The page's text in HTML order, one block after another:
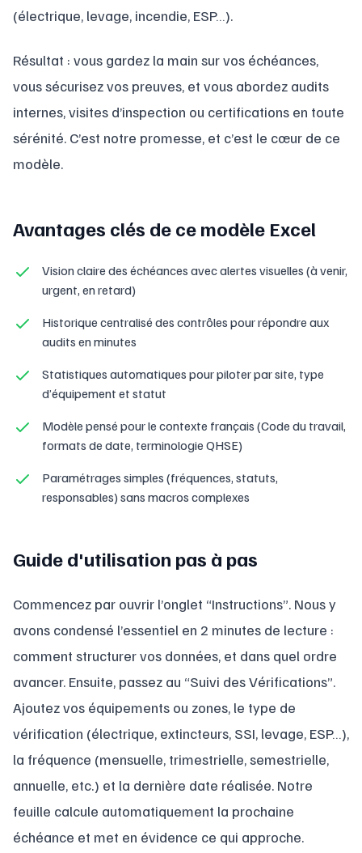
(électrique, levage, incendie, ESP…).
Résultat : vous gardez la main sur vos échéances,
vous sécurisez vos preuves, et vous abordez audits
internes, visites d’inspection ou certifications en toute
sérénité. C’est notre promesse, et c’est le cœur de ce
modèle.
Avantages clés de ce modèle Excel
Vision claire des échéances avec alertes visuelles (à venir,
urgent, en retard)
Historique centralisé des contrôles pour répondre aux
audits en minutes
Statistiques automatiques pour piloter par site, type
d’équipement et statut
Modèle pensé pour le contexte français (Code du travail,
formats de date, terminologie QHSE)
Paramétrages simples (fréquences, statuts,
responsables) sans macros complexes
Guide d'utilisation pas à pas
Commencez par ouvrir l’onglet “Instructions”. Nous y
avons condensé l’essentiel en 2 minutes de lecture :
comment structurer vos données, et dans quel ordre
avancer. Ensuite, passez au “Suivi des Vérifications”.
Ajoutez vos équipements ou zones, le type de
vérification (électrique, extincteurs, SSI, levage, ESP…),
la fréquence (mensuelle, trimestrielle, semestrielle,
annuelle, etc.) et la dernière date réalisée. Notre
feuille calcule automatiquement la prochaine
échéance et met en évidence ce qui approche.